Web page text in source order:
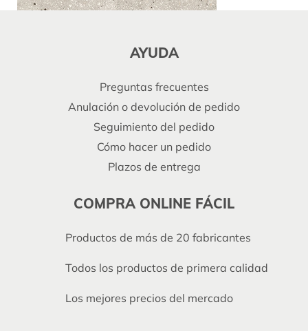
AYUDA
Preguntas frecuentes
Anulación o devolución de pedido
Seguimiento del pedido
Cómo hacer un pedido
Plazos de entrega
COMPRA ONLINE FÁCIL
Productos de más de 20 fabricantes
Todos los productos de primera calidad
Los mejores precios del mercado